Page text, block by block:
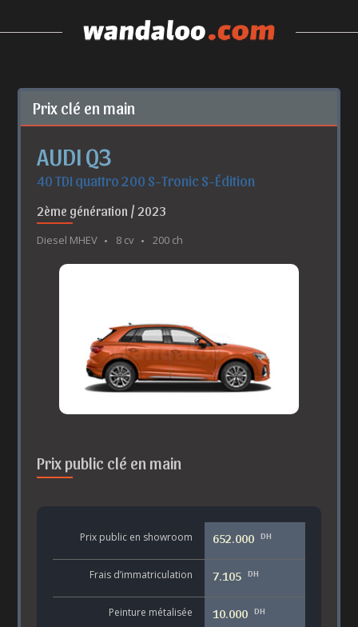
Prix clé en main
AUDI Q3
40 TDI quattro 200 S-Tronic S-Édition
2ème génération / 2023
Diesel MHEV 8 cv 200 ch
Prix public clé en main
Prix public en showroom 652.000 DH
Frais d’immatriculation 7.105 DH
Peinture métalisée 10.000 DH